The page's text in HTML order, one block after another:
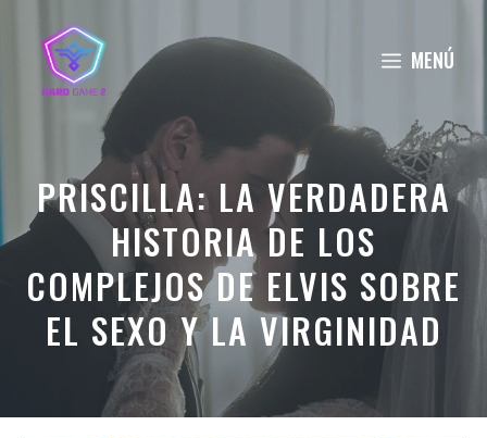
contenido
MENÚ
PRISCILLA: LA VERDADERA
HISTORIA DE LOS
COMPLEJOS DE ELVIS SOBRE
EL SEXO Y LA VIRGINIDAD